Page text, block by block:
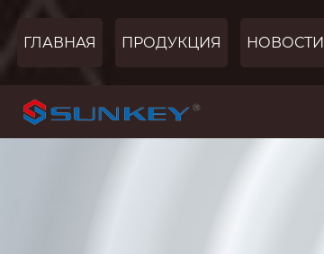
ГЛАВНАЯ ПРОДУКЦИЯ НОВОСТИ